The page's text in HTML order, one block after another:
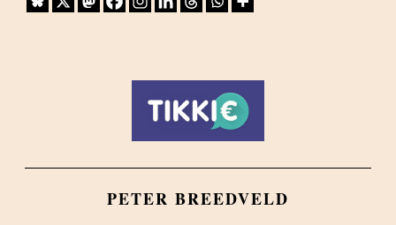
PETER BREEDVELD